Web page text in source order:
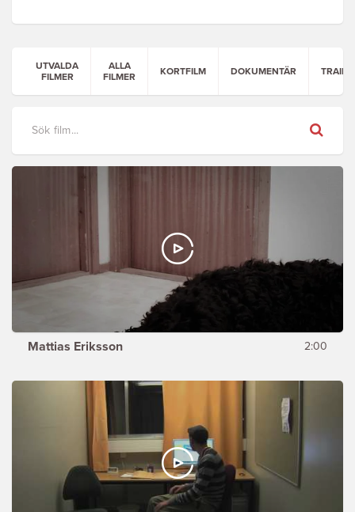
UTVALDA
FILMER
ALLA
FILMER
KORTFILM DOKUMENTÄR
Sök
Mattias Eriksson 2:00